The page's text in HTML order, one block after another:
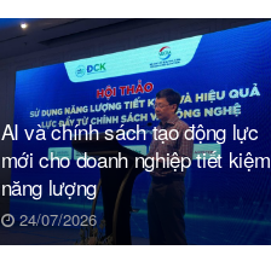
AI và chính sách tạo động lực
mới cho doanh nghiệp tiết kiệm
năng lượng
24/07/2026